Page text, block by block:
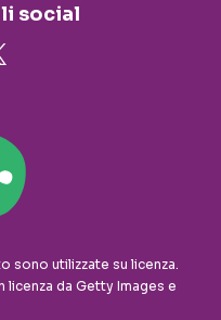
social
sono utilizzate su licenza.
licenza da Getty Images e